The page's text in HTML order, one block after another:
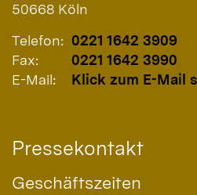
50668 Köln
Telefon: 0221 1642 3909
Fax:
0221 1642 3990
E-Mail:
Klick zum E-Mail
Pressekontakt
Geschäftszeiten